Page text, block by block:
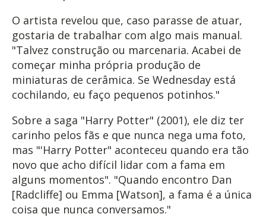
O artista revelou que, caso parasse de atuar,
gostaria de trabalhar com algo mais manual.
"Talvez construção ou marcenaria. Acabei de
começar minha própria produção de
miniaturas de cerâmica. Se Wednesday está
cochilando, eu faço pequenos potinhos."
Sobre a saga "Harry Potter" (2001), ele diz ter
carinho pelos fãs e que nunca nega uma foto,
mas "'Harry Potter" aconteceu quando era tão
novo que acho difícil lidar com a fama em
alguns momentos". "Quando encontro Dan
[Radcliffe] ou Emma [Watson], a fama é a única
coisa que nunca conversamos."